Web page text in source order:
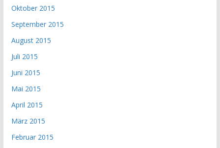
Oktober 2015
September 2015
August 2015
Juli 2015
Juni 2015
Mai 2015
April 2015
März 2015
Februar 2015